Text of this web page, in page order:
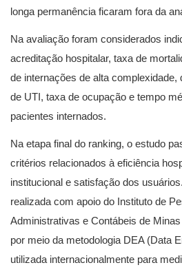
longa permanência ficaram fora da
Na avaliação foram considerados
acreditação hospitalar, taxa de
de internações de alta complexidade,
de UTI, taxa de ocupação e tempo
pacientes internados.
Na etapa final do ranking, o estudo
critérios relacionados à eficiência
institucional e satisfação dos
realizada com apoio do Instituto de
Administrativas e Contábeis de
por meio da metodologia DEA (Data
utilizada internacionalmente para